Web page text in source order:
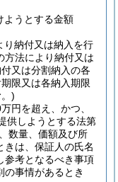
ようとする金額
り納付又は納入を行
方法により納付又は
又は分割納入の各
限又は各納入期限
)
円を超え、かつ、
供しようとする法第
数量、価額及び所
きは、保証人の氏名
参考となるべき事項
事情があるとき